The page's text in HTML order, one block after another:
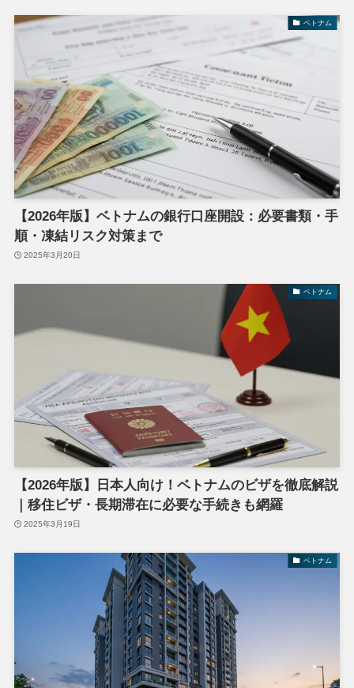
ベトナム
【2026年版】ベトナムの銀行口座開設：必要書類・手
順・凍結リスク対策まで
2025年3月20日
ベトナム
【2026年版】日本人向け！ベトナムのビザを徹底解説
｜移住ビザ・長期滞在に必要な手続きも網羅
2025年3月19日
ベトナム